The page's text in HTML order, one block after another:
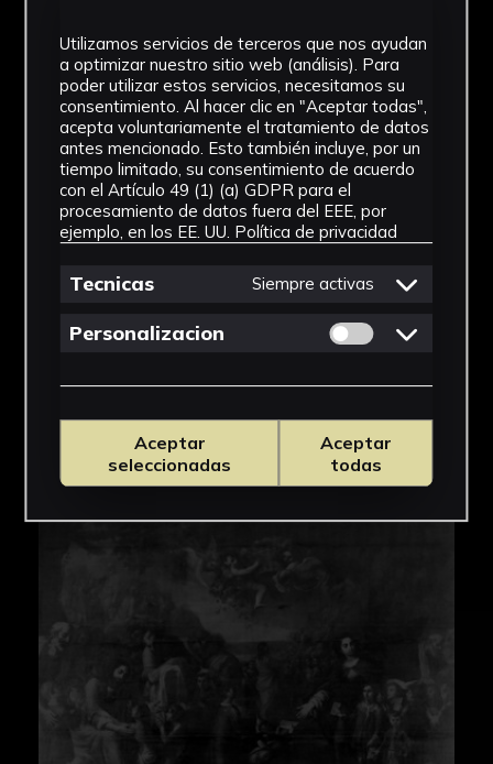
Utilizamos servicios de terceros que nos ayudan
a optimizar nuestro sitio web (análisis). Para
poder utilizar estos servicios, necesitamos su
consentimiento. Al hacer clic en "Aceptar todas",
acepta voluntariamente el tratamiento de datos
antes mencionado. Esto también incluye, por un
tiempo limitado, su consentimiento de acuerdo
con el Artículo 49 (1) (a) GDPR para el
procesamiento de datos fuera del EEE, por
ejemplo, en los EE. UU. Política de privacidad
Tecnicas Siempre activas
Personalizacion Permitir cookies
Aceptar
seleccionadas
Aceptar
todas